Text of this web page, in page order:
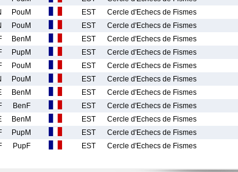
PouM EST
Cercle d'Echecs de Fismes
PouM EST
Cercle d'Echecs de Fismes
BenM EST
Cercle d'Echecs de Fismes
PupM EST
Cercle d'Echecs de Fismes
PouM EST
Cercle d'Echecs de Fismes
PouM EST
Cercle d'Echecs de Fismes
BenM EST
Cercle d'Echecs de Fismes
BenF EST
Cercle d'Echecs de Fismes
BenM EST
Cercle d'Echecs de Fismes
PupM EST
Cercle d'Echecs de Fismes
PupF EST Cercle d'Echecs de Fismes